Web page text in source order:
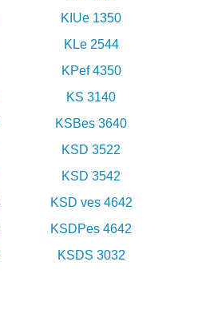
KIUe 1350
KLe 2544
KPef 4350
KS 3140
KSBes 3640
KSD 3522
KSD 3542
KSD ves 4642
KSDPes 4642
KSDS 3032